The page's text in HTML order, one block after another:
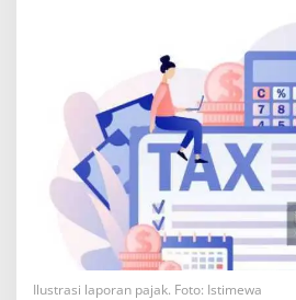
Rp
8
Juta,
Ancam
Nginap
di
Istana
Ilustrasi laporan pajak. Foto: Istimewa